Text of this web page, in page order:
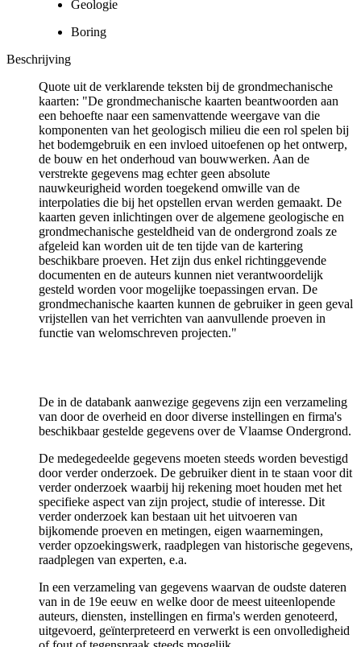
Geologie
Boring
Beschrijving
Quote uit de verklarende teksten bij de grondmechanische
kaarten: "De grondmechanische kaarten beantwoorden aan
een behoefte naar een samenvattende weergave van die
komponenten van het geologisch milieu die een rol spelen bij
het bodemgebruik en een invloed uitoefenen op het ontwerp,
de bouw en het onderhoud van bouwwerken. Aan de
verstrekte gegevens mag echter geen absolute
nauwkeurigheid worden toegekend omwille van de
interpolaties die bij het opstellen ervan werden gemaakt. De
kaarten geven inlichtingen over de algemene geologische en
grondmechanische gesteldheid van de ondergrond zoals ze
afgeleid kan worden uit de ten tijde van de kartering
beschikbare proeven. Het zijn dus enkel richtinggevende
documenten en de auteurs kunnen niet verantwoordelijk
gesteld worden voor mogelijke toepassingen ervan. De
grondmechanische kaarten kunnen de gebruiker in geen geval
vrijstellen van het verrichten van aanvullende proeven in
functie van welomschreven projecten."
De in de databank aanwezige gegevens zijn een verzameling
van door de overheid en door diverse instellingen en firma's
beschikbaar gestelde gegevens over de Vlaamse Ondergrond.
De medegedeelde gegevens moeten steeds worden bevestigd
door verder onderzoek. De gebruiker dient in te staan voor dit
verder onderzoek waarbij hij rekening moet houden met het
specifieke aspect van zijn project, studie of interesse. Dit
verder onderzoek kan bestaan uit het uitvoeren van
bijkomende proeven en metingen, eigen waarnemingen,
verder opzoekingswerk, raadplegen van historische gegevens,
raadplegen van experten, e.a.
In een verzameling van gegevens waarvan de oudste dateren
van in de 19e eeuw en welke door de meest uiteenlopende
auteurs, diensten, instellingen en firma's werden genoteerd,
uitgevoerd, geïnterpreteerd en verwerkt is een onvolledigheid